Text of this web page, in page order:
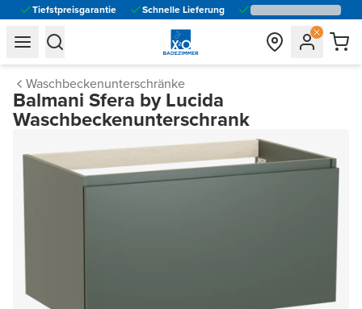
Tiefstpreisgarantie Schnelle Lieferung
general.navigation.toggle_menu.label
general.navigation.toggle_menu.label
Waschbeckenunterschränke
Balmani Sfera by Lucida
Waschbeckenunterschrank